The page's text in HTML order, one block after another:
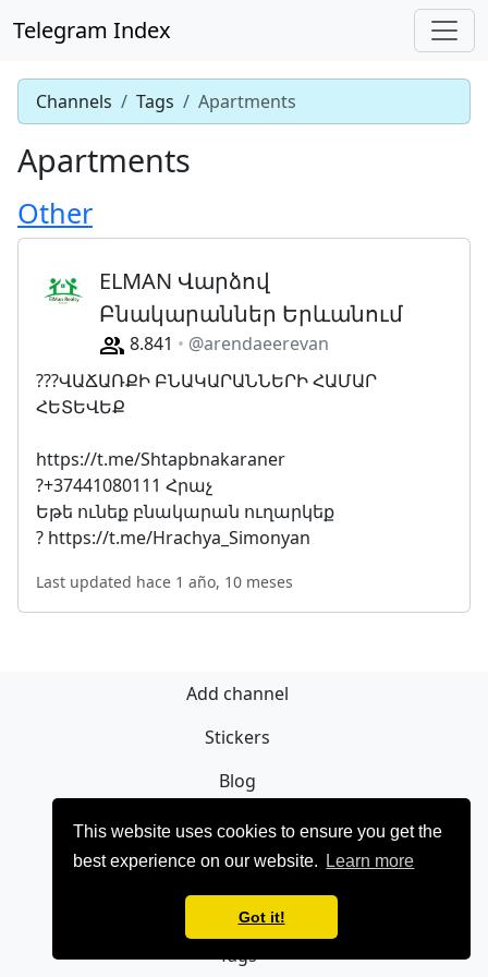
This website uses cookies to ensure you get the
best experience on our website.
Learn more
Got it!
Telegram Index
Channels Tags Apartments
Apartments
Other
ELMAN Վարձով
Բնակարաններ Երևանում
8.841
@arendaeerevan
???ՎԱՃԱՌՔԻ ԲՆԱԿԱՐԱՆՆԵՐԻ ՀԱՄԱՐ
ՀԵՏԵՎԵՔ
https://t.me/Shtapbnakaraner
?+37441080111 Հրաչ
Եթե ունեք բնակարան ուղարկեք
? https://t.me/Hrachya_Simonyan
Last updated hace 1 año, 10 meses
Add channel
Stickers
Blog
Regístrate
Privacy policy
Contact
Tags